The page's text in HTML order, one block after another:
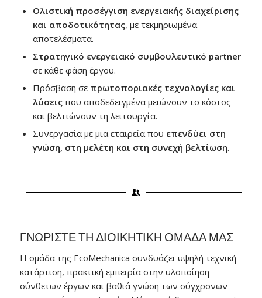
Ολιστική προσέγγιση ενεργειακής διαχείρισης
και αποδοτικότητας, με τεκμηριωμένα
αποτελέσματα.
Στρατηγικό ενεργειακό συμβουλευτικό partner
σε κάθε φάση έργου.
Πρόσβαση σε πρωτοποριακές τεχνολογίες και
λύσειςπου αποδεδειγμένα μειώνουν το κόστος
και βελτιώνουν τη λειτουργία.
Συνεργασία με μια εταιρεία που επενδύει στη
γνώση, στη μελέτη και στη συνεχή βελτίωση.
ΓΝΩΡΙΣΤΕ ΤΗ ΔΙΟΙΚΗΤΙΚΗ ΟΜΑΔΑ ΜΑΣ
Η ομάδα της EcoMechanica συνδυάζει υψηλή τεχνική
κατάρτιση, πρακτική εμπειρία στην υλοποίηση
σύνθετων έργων και βαθιά γνώση των σύγχρονων